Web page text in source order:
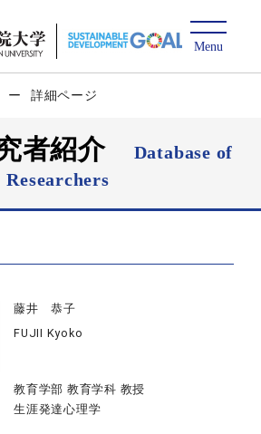
詳細ページ
者紹介
Database of
Researchers
藤井 恭子
FUJII Kyoko
教育学部 教育学科 教授
生涯発達心理学